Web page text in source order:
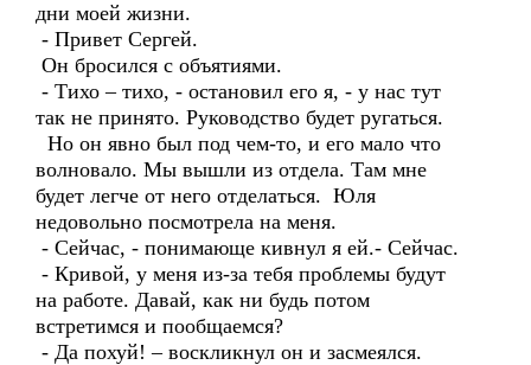
дни моей жизни.
- Привет Сергей.
Он бросился с объятиями.
- Тихо – тихо, - остановил его я, - у нас тут
так не принято. Руководство будет ругаться.
Но он явно был под чем-то, и его мало что
волновало. Мы вышли из отдела. Там мне
будет легче от него отделаться. Юля
недовольно посмотрела на меня.
- Сейчас, - понимающе кивнул я ей.- Сейчас.
- Кривой, у меня из-за тебя проблемы будут
на работе. Давай, как ни будь потом
встретимся и пообщаемся?
- Да похуй! – воскликнул он и засмеялся.